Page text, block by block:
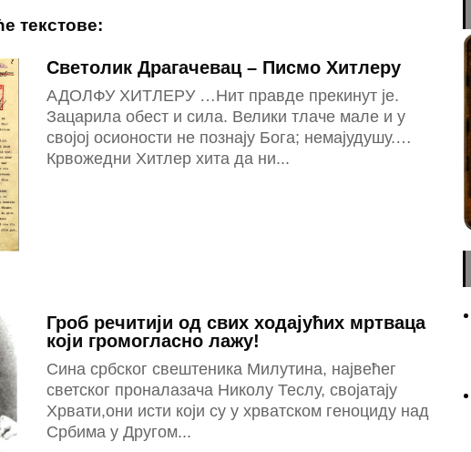
текстове:
Светолик Драгачевац – Писмо Хитлеру
АДОЛФУ ХИТЛЕРУ …Нит правде прекинут је.
Зацарила обест и сила. Велики тлаче мале и у
својој осионости не познају Бога; немајудушу.…
Крвожедни Хитлер хита да ни...
Гроб речитији од свих ходајућих мртваца
који громогласно лажу!
Сина србског свештеника Милутина, највећег
светског проналазача Николу Теслу, својатају
Хрвати,они исти који су у хрватском геноциду над
Србима у Другом...